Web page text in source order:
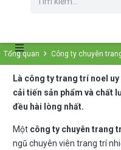
Tổng quan Công ty chuyên
Là công ty trang trí noel
cải tiến sản phẩm và chất
đều hài lòng nhất.
Một công ty chuyên trang
ngũ chuyên viên trang trí